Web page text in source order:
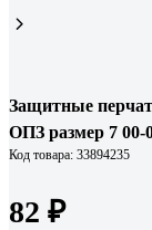
Защитные
ОПЗ размер 7 00-
Код товара: 33894235
82 ₽